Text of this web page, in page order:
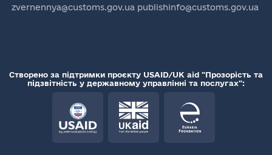
zvernennya@customs.gov.ua publishinfo@customs.gov.ua
Створено за підтримки проєкту USAID/UK aid "Прозорість та
підзвітність у державному управлінні та послугах":